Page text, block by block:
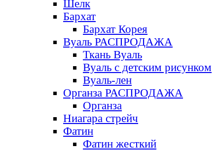
Шелк
Бархат
Бархат Корея
Вуаль РАСПРОДАЖА
Ткань Вуаль
Вуаль с детским рисунком
Вуаль-лен
Органза РАСПРОДАЖА
Органза
Ниагара стрейч
Фатин
Фатин жесткий